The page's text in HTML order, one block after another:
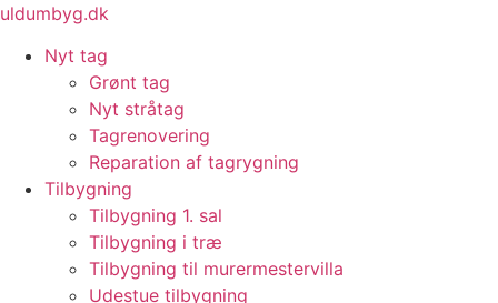
Videre
indhold
uldumbyg.dk
Nyt tag
Grønt tag
Nyt stråtag
Tagrenovering
Reparation af tagrygning
Tilbygning
Tilbygning 1. sal
Tilbygning i træ
Tilbygning til murermestervilla
Udestue tilbygning